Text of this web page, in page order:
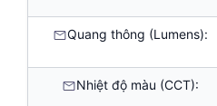
Quang thông (Lumens):
Nhiệt độ màu (CCT):